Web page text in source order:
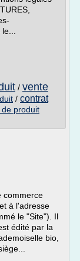
/ vente
/ contrat
produit
commerce
à l'adresse
le "Site"). Il
édité par la
bio,